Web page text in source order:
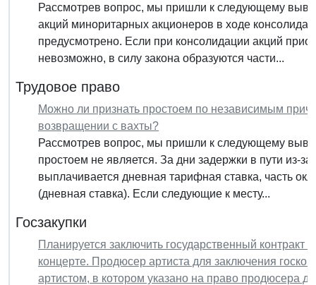
Рассмотрев вопрос, мы пришли к следующему
акций миноритарных акционеров в ходе
предусмотрено. Если при консолидации акций
невозможно, в силу закона образуются части...
Трудовое право
Можно ли признать простоем по независимым
возвращении с вахты?
Рассмотрев вопрос, мы пришли к следующему
простоем не является. За дни задержки в пути из-
выплачивается дневная тарифная ставка, часть
(дневная ставка). Если следующие к месту...
Госзакупки
Планируется заключить государственный
концерте. Продюсер артиста для заключения
артистом, в котором указано на право продюсера